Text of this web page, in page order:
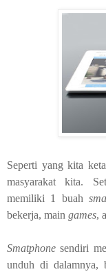
Seperti yang kita
masyarakat kita.
memiliki 1 buah
bekerja, main games,
Smatphone sendiri
unduh di dalamnya,